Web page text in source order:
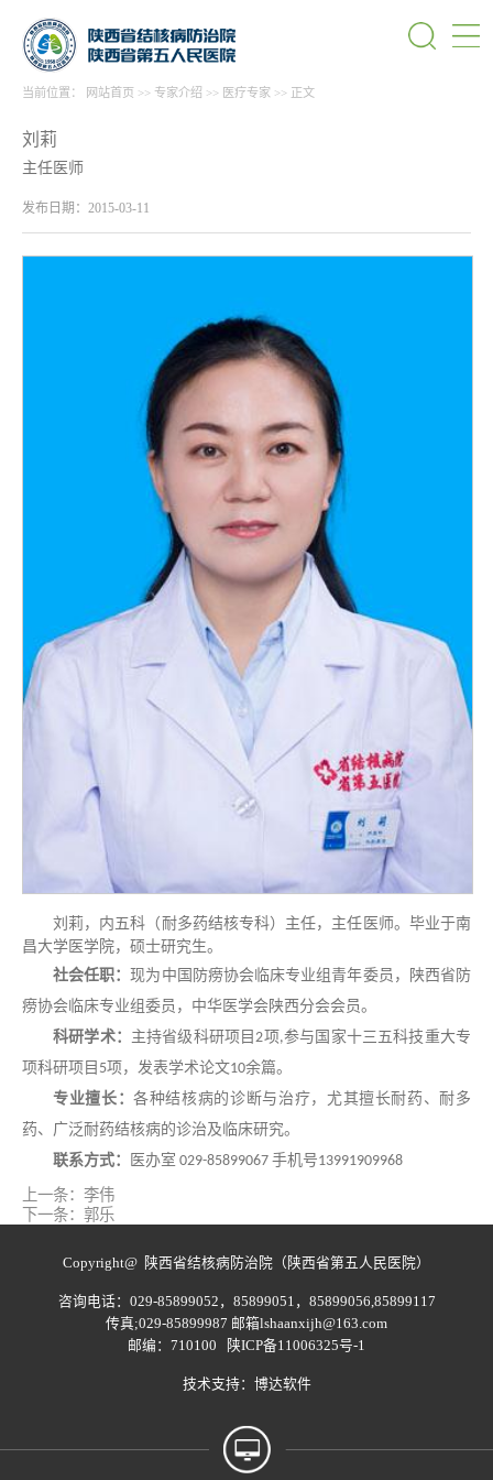
当前位置： 网站首页 >> 专家介绍 >> 医疗专家 >> 正文
刘莉
主任医师
发布日期：2015-03-11
刘莉，内五科（耐多药结核专科）主任，主任医师。毕业于南
昌大学医学院，硕士研究生。
社会任职：现为中国防痨协会临床专业组青年委员，陕西省防
痨协会临床专业组委员，中华医学会陕西分会会员。
科研学术： 主持省级科研项目2项,参与国家十三五科技重大专
项科研项目 5项，发表学术论文10余篇。
专业擅长：各种结核病的诊断与治疗，尤其擅长耐药、耐多
药、广泛耐药结核病的诊治及临床研究。
联系方式：
医办室 029-85899067 手机号13991909968
上一条： 李伟
下一条： 郭乐
Copyright@ 陕西省结核病防治院（陕西省第五人民医院）
咨询电话：029-85899052，85899051，85899056,85899117
传真;029-85899987 邮箱lshaanxijh@163.com
邮编：710100
陕ICP备11006325号-1
技术支持： 博达软件